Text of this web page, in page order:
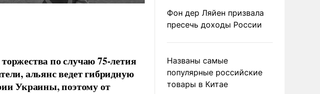
по случаю 75-летия
альянс ведет гибридную
Украины, поэтому от
Фон дер Ляйен призвала
пресечь доходы России
Названы самые
популярные российские
товары в Китае